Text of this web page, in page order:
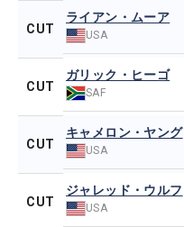
CUT
ライアン・ムーア
USA
CUT
ガリック・ヒーゴ
SAF
CUT
キャメロン・ヤング
USA
CUT
ジャレッド・ウルフ
USA